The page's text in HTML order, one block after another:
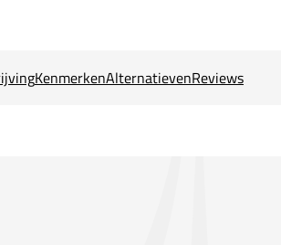
KenmerkenAlternatievenReviews